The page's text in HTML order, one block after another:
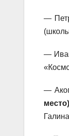
—
—
—
место)